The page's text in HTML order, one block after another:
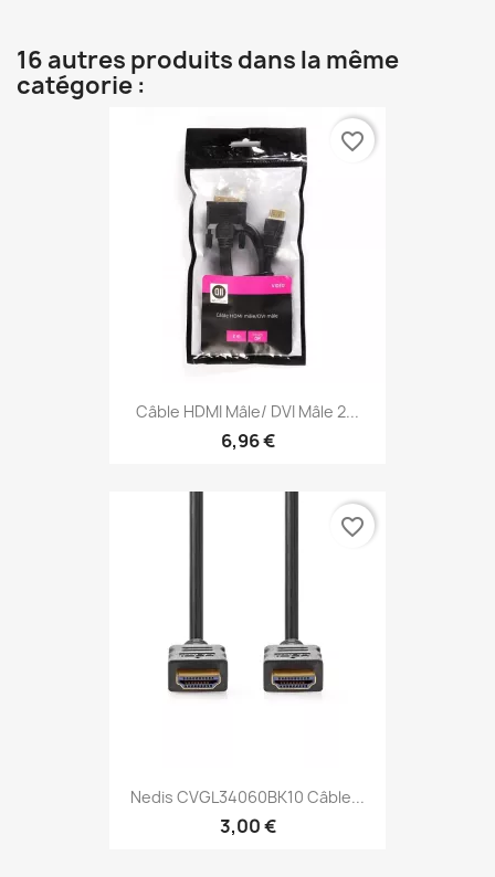
16 autres produits dans la même
catégorie :
Câble HDMI Mâle/ DVI Mâle 2...
6,96 €
favorite_border
Nedis CVGL34060BK10 Câble...
3,00 €
favorite_border